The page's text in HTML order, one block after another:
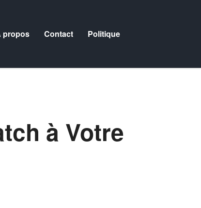
propos Contact Politique
à Votre